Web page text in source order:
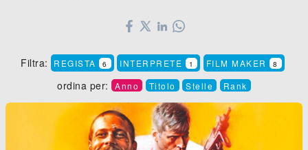
Filtra: REGISTA 6 INTERPRETE 1 FILM MAKER 8
ordina per: Anno Titolo Stelle Rank